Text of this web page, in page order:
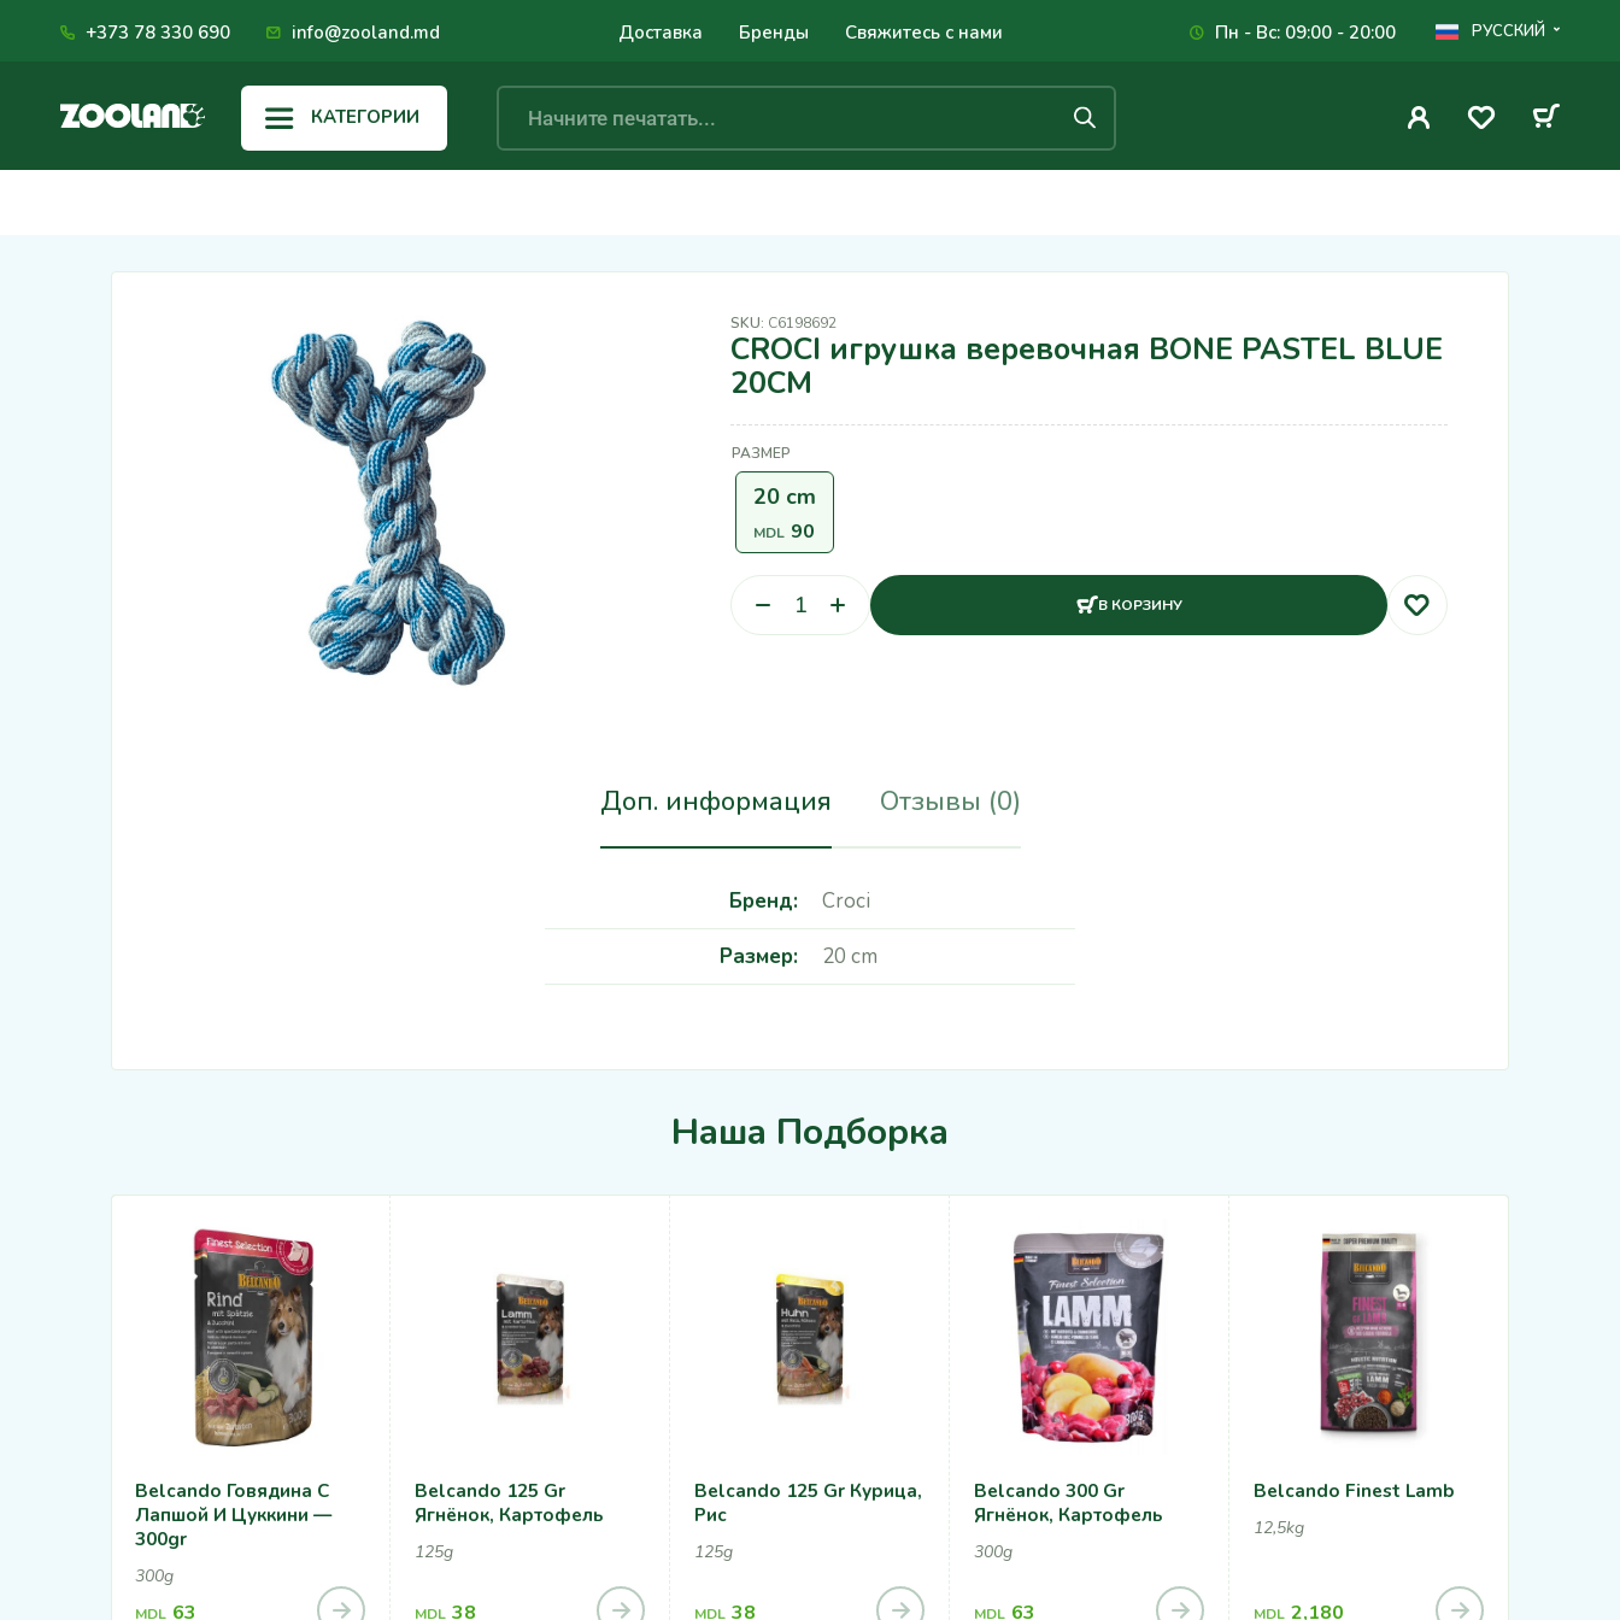
+373 78 330 690 info@zooland.md Доставка Бренды Свяжитесь с нами Пн - Вс: 09:00 - 20:00 РУССКИЙ
КАТЕГОРИИ
SKU: C6198692
CROCI игрушка веревочная BONE PASTEL BLUE
20CM
РАЗМЕР
20 cm
MDL 90
В КОРЗИНУ
Доп. информация Отзывы (0)
Бренд
Croci
Размер
20 cm
Наша Подборка
Belcando Говядина С
Лапшой И Цуккини —
300gr
300g
MDL 63
Belcando 125 Gr
Ягнёнок, Картофель
125g
MDL 38
Belcando 125 Gr Курица,
Рис
125g
MDL 38
Belcando 300 Gr
Ягнёнок, Картофель
300g
MDL 63
Belcando Finest Lamb
12,5kg
MDL 2,180